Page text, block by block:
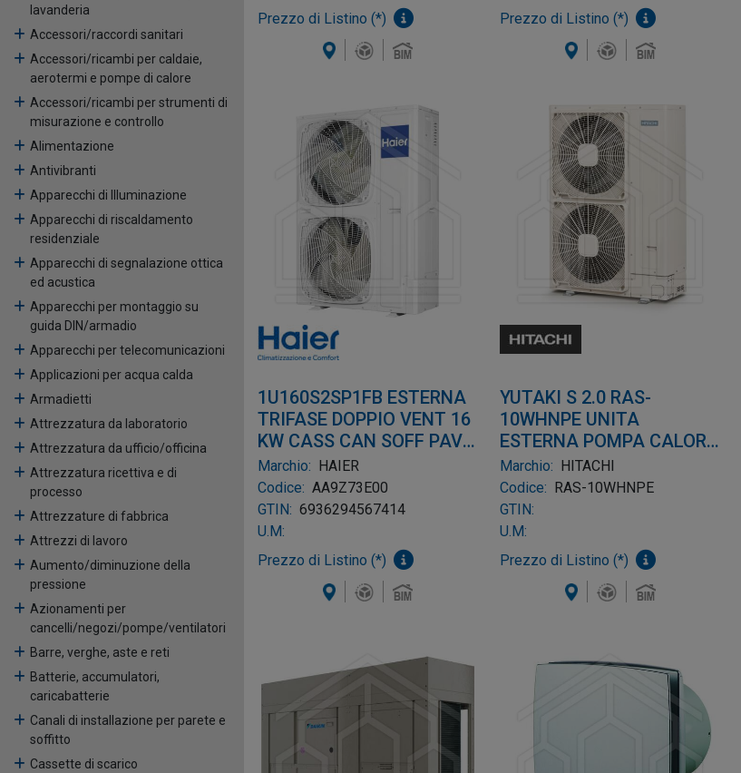
lavanderia
Accessori/raccordi sanitari
Accessori/ricambi per caldaie,
aerotermi e pompe di calore
Accessori/ricambi per strumenti di
misurazione e controllo
Alimentazione
Antivibranti
Apparecchi di Illuminazione
Apparecchi di riscaldamento
residenziale
Apparecchi di segnalazione ottica
ed acustica
Apparecchi per montaggio su
guida DIN/armadio
Apparecchi per telecomunicazioni
Applicazioni per acqua calda
Armadietti
Attrezzatura da laboratorio
Attrezzatura da ufficio/officina
Attrezzatura ricettiva e di
processo
Attrezzature di fabbrica
Attrezzi di lavoro
Aumento/diminuzione della
pressione
Azionamenti per
cancelli/negozi/pompe/ventilatori
Barre, verghe, aste e reti
Batterie, accumulatori,
caricabatterie
Canali di installazione per parete e
soffitto
Cassette di scarico
Prezzo di Listino (*)
Prezzo di Listino (*)
1U160S2SP1FB ESTERNA
TRIFASE DOPPIO VENT 16
KW CASS CAN SOFF PAV
COL R32
Marchio: HAIER
Codice: AA9Z73E00
GTIN: 6936294567414
U.M:
Prezzo di Listino (*)
YUTAKI S 2.0 RAS-
10WHNPE UNITA
ESTERNA POMPA CALORE
SPLIT 3X400V 10HP
Marchio: HITACHI
Codice: RAS-10WHNPE
GTIN:
U.M:
Prezzo di Listino (*)